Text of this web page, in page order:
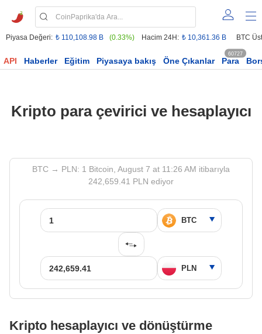
Piyasa Değeri: ₺ 110,108.98 B (0.33%) Hacim 24H: ₺ 10,361.36 B BTC
API Haberler Eğitim Piyasaya bakış Öne Çıkanlar Para
60727
Kripto para çevirici ve hesaplayıcı
BTC → PLN: 1 Bitcoin, August 7 at 11:26 AM itibarıyla
242,659.41 PLN ediyor
Kripto hesaplayıcı ve dönüştürme